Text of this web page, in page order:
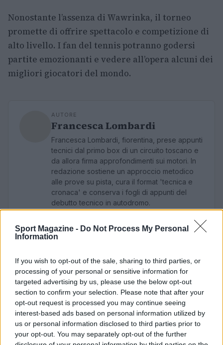
Sport Magazine - Do Not Process My Personal
Information
If you wish to opt-out of the sale, sharing to third parties, or
processing of your personal or sensitive information for
targeted advertising by us, please use the below opt-out
section to confirm your selection. Please note that after your
opt-out request is processed you may continue seeing
interest-based ads based on personal information utilized by
us or personal information disclosed to third parties prior to
your opt-out. You may separately opt-out of the further
Nonostante l’assenza di Wawrinka, il torneo
promette di offrire spettacolo e competizione di
alto livello. I fan del tennis potranno godersi
partite emozionanti e vedere all’opera alcuni dei
migliori giocatori del mondo.
AUTORE
Francesca Lombardi
Francesca Lombardi, fiorentina, prese appunti
tecnici dal primo box di un circuito toscano e
da allora firma approfondimenti sui motori. In
redazione sostiene un approccio metodico
alle prove su pista, cura il format 'tecnica e
cronaca' e conserva i fogli di appunti del
debutto tecnico in autodromo.